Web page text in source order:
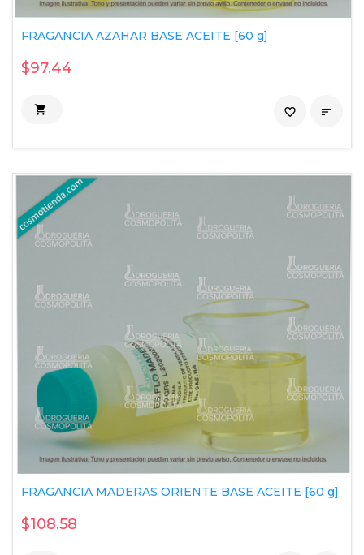
FRAGANCIA AZAHAR BASE ACEITE [60 g]
$97.44
 
favorite_border
FRAGANCIA MADERAS ORIENTE BASE ACEITE [60 g]
$108.58